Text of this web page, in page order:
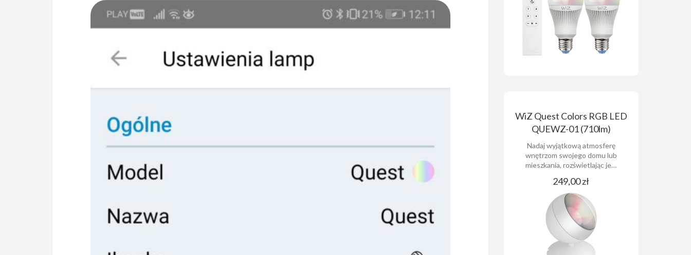
WiZ Quest Colors RGB LED
QUEWZ-01 (710lm)
Nadaj wyjątkową atmosferę
wnętrzom swojego domu lub
mieszkania, rozświetlając je…
249,00 zł